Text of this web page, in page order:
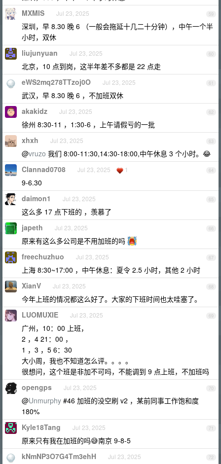
59
MXMIS Jul 23, 2025
深圳，早 8.30 晚 6 （一般会拖延十几二十分钟），中午一个半
小时，双休
60
liujunyuan Jul 23, 2025
北京，10 点到岗，这半年差不多都是 22 点走
61
eWS2mq278TTzoj0O Jul 23, 2025
武汉，早 8.30 晚 6 ，不加班双休
62
akakidz Jul 23, 2025
徐州 8:30-11 ，1:30-6 ，上午请假亏的一批
63
xhxh Jul 23, 2025
@vruzo 我们 8:00-11:30,14:30-18:00,中午休息 3 个小时。😂
64
Clannad0708 Jul 23, 2025 1
9-6.30
65
daimon1 Jul 23, 2025
这么多 17 点下班的 ，羡慕了
66
japeth Jul 23, 2025
原来有这么多公司是不用加班的吗
67
freechuzhuo Jul 23, 2025
上海 8:30~17:00 ，中午休息：夏令 2.5 小时，其他 2 小时
68
XianV Jul 23, 2025
今年上班的情况都这么好了。大家的下班时间也太哇塞了。
69
LUOMUXIE Jul 23, 2025
广州，10：00 上班，
2 ，4 21：00 ，
1 ，3 ，5 6：30
大小周，我也不知道怎么评。。。。
很想问，这个班是非加不可吗，不能调到 9 点上班，不加班吗
70
opengps Jul 23, 2025
@Unmurphy #46 加班的没空刷 v2 ，某前同事工作饱和度
180%
71
Kyle18Tang Jul 23, 2025
原来只有我在加班的吗😅南京 9-8-5
72
kNmNP3O7G4Tm3ehH Jul 23, 2025